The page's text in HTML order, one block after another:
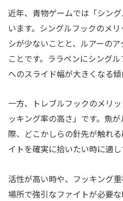
近年、青物ゲームでは「シン
います。シングルフックのメ
シが少ないことと、ルアーの
ことです。ララペンにシング
へのスライド幅が大きくなる傾
一方、トレブルフックのメリ
ッキング率の高さ」です。魚
際、どこかしらの針先が触れ
イトを確実に拾いたい時に適し
活性が高い時や、フッキング
場所で強引なファイトが必要